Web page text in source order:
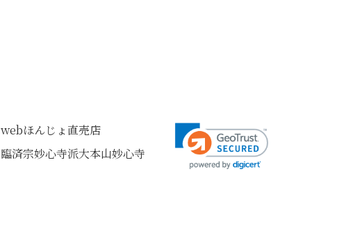
webほんじょ直売店
臨済宗妙心寺派大本山妙心寺